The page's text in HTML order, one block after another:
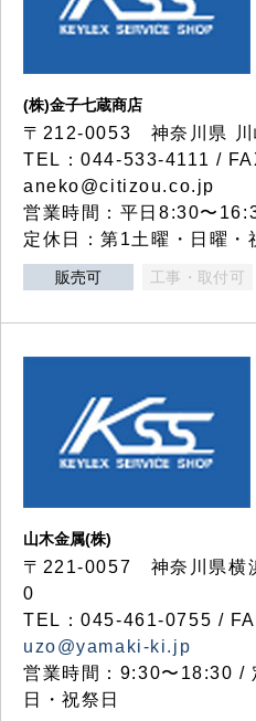
(株)金子七蔵商店
〒212-0053 神奈川県 川
TEL：044-533-4111 /
aneko@citizou.co.jp
営業時間：平日8:30〜
定休日：第1土曜・日曜・
販売可 工事・取付可
山木金属(株)
〒221-0057 神奈川県横
0
TEL：045-461-0755 /
uzo@yamaki-ki.jp
営業時間：9:30〜18:30 /
日・祝祭日